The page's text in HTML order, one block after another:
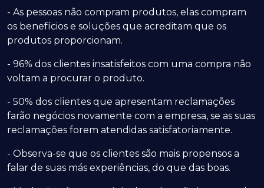
- As pessoas não compram produtos, elas compram
os benefícios e soluções que acreditam que os
produtos proporcionam.
- 96% dos clientes insatisfeitos com uma compra não
voltam a procurar o produto.
- 50% dos clientes que apresentam reclamações
farão negócios novamente com a empresa, se as suas
reclamações forem atendidas satisfatoriamente.
- Observa-se que os clientes são mais propensos a
falar de suas más experiências, do que das boas.